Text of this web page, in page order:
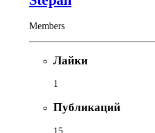
Members
Лайки
1
Публикаций
15